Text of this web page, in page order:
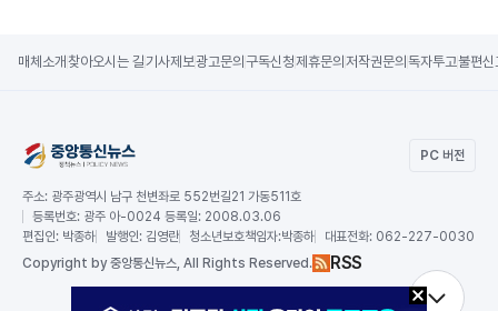
매체소개 찾아오시는 길기사제보광고문의 구독신청제휴문의 저작권문의 독자투고불편신
PC 버전
주소: 광주광역시 남구 천변좌로 552번길21 가동511호
등록번호: 광주 아-0024 등록일: 2008.03.06
편집인: 박종하 발행인: 김영란 청소년보호책임자:박종하 대표전화: 062-227-0030
Copyright by 중앙통신뉴스, All Rights Reserved. RSS